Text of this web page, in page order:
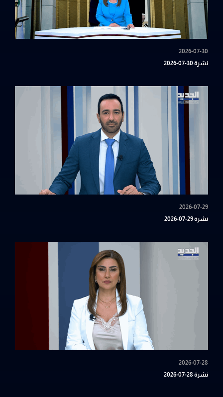
2026-07-30
نشرة 30-07-2026
2026-07-29
نشرة 29-07-2026
2026-07-28
نشرة 28-07-2026